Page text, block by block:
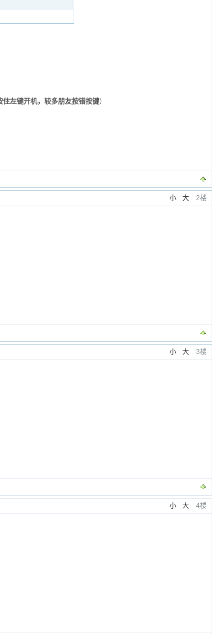
住左键开机，较多朋友按错按键）
小 大 2楼
小 大 3楼
小 大 4楼